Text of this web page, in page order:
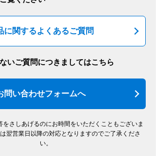
に関するよくあるご質問
いご質問につきましてはこちら
問い合わせフォームへ
をさしあげるのにお時間をいただくこともございま
翌営業日以降の対応となりますのでご了承くださ
い。